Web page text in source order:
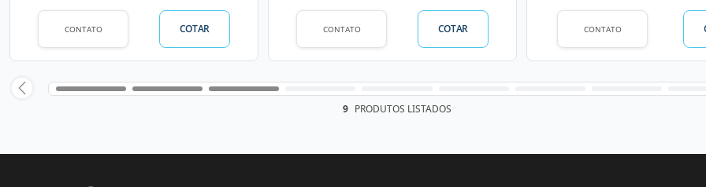
CONTATO COTAR CONTATO COTAR CONTATO
9 PRODUTOS LISTADOS